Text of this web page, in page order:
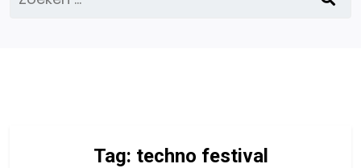
naar:
Tag: techno festival